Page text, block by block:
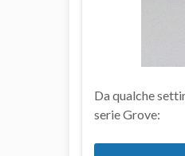
Da qualche
serie Grove: